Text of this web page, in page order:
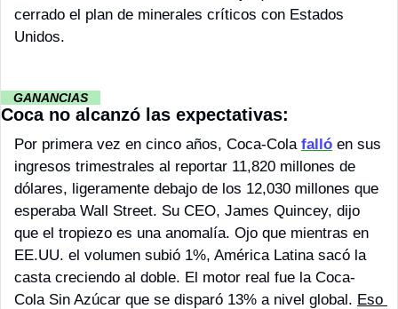
cerrado el plan de minerales críticos con Estados
Unidos.
GANANCIAS
Coca no alcanzó las expectativas:
Por primera vez en cinco años, Coca-Cola falló en sus
ingresos trimestrales al reportar 11,820 millones de
dólares, ligeramente debajo de los 12,030 millones que
esperaba Wall Street. Su CEO, James Quincey, dijo
que el tropiezo es una anomalía. Ojo que mientras en
EE.UU. el volumen subió 1%, América Latina sacó la
casta creciendo al doble. El motor real fue la Coca-
Cola Sin Azúcar que se disparó 13% a nivel global. Eso